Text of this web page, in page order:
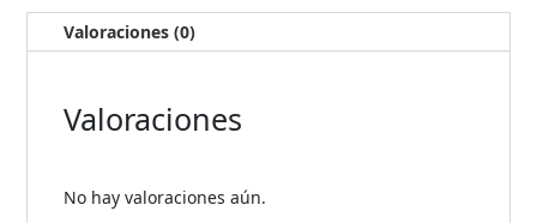
Valoraciones (0)
Valoraciones
No hay valoraciones aún.